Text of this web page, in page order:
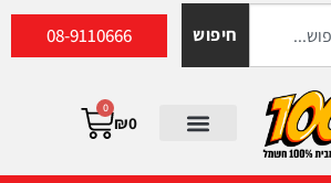
חיפוש 08-9110666
₪0
0